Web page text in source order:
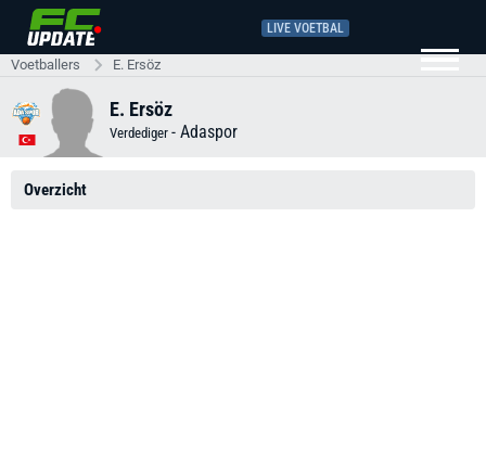
LIVE VOETBAL
Voetballers E. Ersöz
E. Ersöz
Verdediger - Adaspor
Overzicht